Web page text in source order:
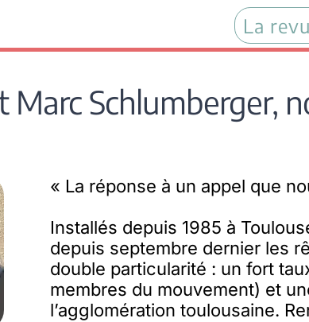
La
Marc Schlumberger,
« La réponse à un appel que
Installés depuis 1985 à
depuis septembre dernier les
double particularité : un fort
membres du mouvement) et
l’agglomération toulousaine.